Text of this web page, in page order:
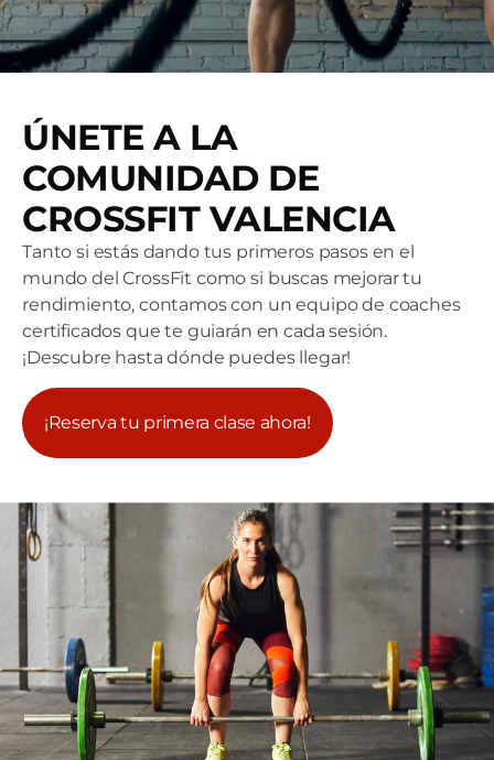
ÚNETE A LA
COMUNIDAD DE
CROSSFIT VALENCIA
Tanto si estás dando tus primeros pasos en el
mundo del CrossFit como si buscas mejorar tu
rendimiento, contamos con un equipo de coaches
certificados que te guiarán en cada sesión.
¡Descubre hasta dónde puedes llegar!
¡Reserva tu primera clase ahora!